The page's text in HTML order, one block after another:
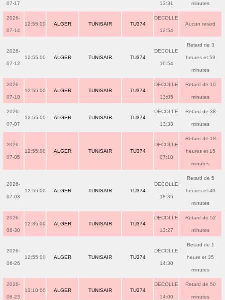
07-17 13:31 minutes
2026-
07-14
12:55:00 ALGER TUNISAIR TU374
DECOLLE
12:54
Aucun retard
2026-
07-12
12:55:00 ALGER TUNISAIR TU374
DECOLLE
16:54
Retard de 3
heures et 59
minutes
2026-
07-10
12:55:00 ALGER TUNISAIR TU374
DECOLLE
13:05
Retard de 10
minutes
2026-
07-07
12:55:00 ALGER TUNISAIR TU374
DECOLLE
13:33
Retard de 38
minutes
2026-
07-05
12:55:00 ALGER TUNISAIR TU374
DECOLLE
07:10
Retard de 18
heures et 15
minutes
2026-
07-03
12:55:00 ALGER TUNISAIR TU374
DECOLLE
18:35
Retard de 5
heures et 40
minutes
2026-
06-30
12:35:00 ALGER TUNISAIR TU374
DECOLLE
13:27
Retard de 52
minutes
2026-
06-26
12:55:00 ALGER TUNISAIR TU374
DECOLLE
14:30
Retard de 1
heure et 35
minutes
2026-
06-23
13:10:00 ALGER TUNISAIR TU374
DECOLLE
14:00
Retard de 50
minutes